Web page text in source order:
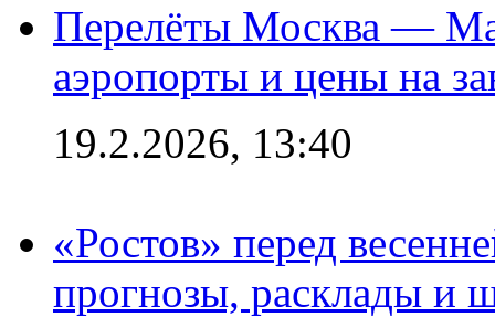
Перелёты Москва —
аэропорты и цены на
19.2.2026, 13:40
«Ростов» перед
прогнозы, расклады и